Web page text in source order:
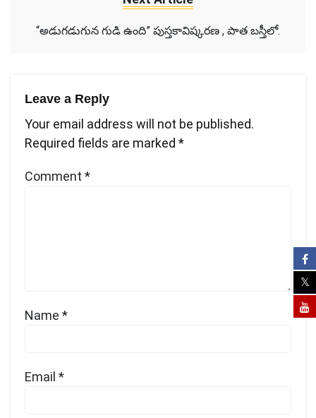
“అడుగడుగున గుడి ఉంది” పుస్తకావిష్కరణ , పాత బస్తీలో.
Leave a Reply
Your email address will not be published.
Required fields are marked *
Comment *
Name *
Email *